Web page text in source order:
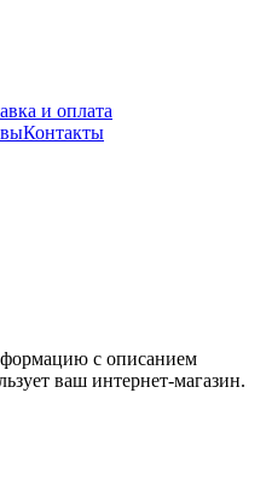
и оплата
Контакты
с описанием
ваш интернет-магазин.